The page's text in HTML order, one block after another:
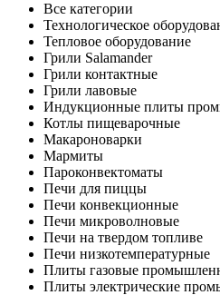
Все категории
Технологическое
Тепловое оборудование
Грили Salamander
Грили контактные
Грили лавовые
Индукционные плиты
Котлы пищеварочные
Макароноварки
Мармиты
Пароконвектоматы
Печи для пиццы
Печи конвекционные
Печи микроволновые
Печи на твердом топливе
Печи низкотемпературные
Плиты газовые
Плиты электрические